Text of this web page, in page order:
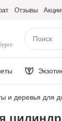
Отзывы Акции
и деревья для